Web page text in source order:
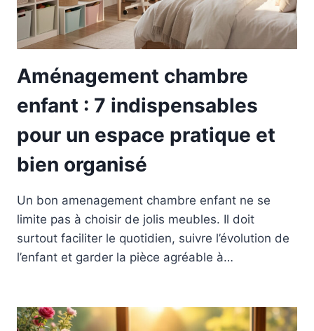
Aménagement chambre
enfant : 7 indispensables
pour un espace pratique et
bien organisé
Un bon amenagement chambre enfant ne se
limite pas à choisir de jolis meubles. Il doit
surtout faciliter le quotidien, suivre l’évolution de
l’enfant et garder la pièce agréable à…